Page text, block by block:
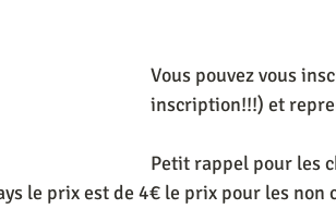
Vous pouvez vous
inscription!!!) et
Petit rappel pour les
le prix est de 4€ le prix pour les non